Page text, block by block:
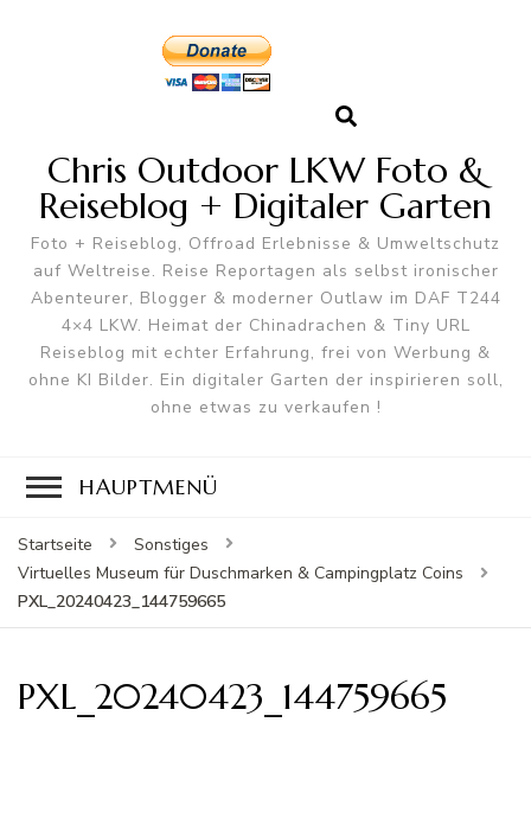
Chris Outdoor LKW Foto &
Reiseblog + Digitaler Garten
Foto + Reiseblog, Offroad Erlebnisse & Umweltschutz
auf Weltreise. Reise Reportagen als selbst ironischer
Abenteurer, Blogger & moderner Outlaw im DAF T244
4×4 LKW. Heimat der Chinadrachen & Tiny URL
Reiseblog mit echter Erfahrung, frei von Werbung &
ohne KI Bilder. Ein digitaler Garten der inspirieren soll,
ohne etwas zu verkaufen !
HAUPTMENÜ
Startseite
Sonstiges
Virtuelles Museum für Duschmarken & Campingplatz Coins
PXL_20240423_144759665
PXL_20240423_144759665